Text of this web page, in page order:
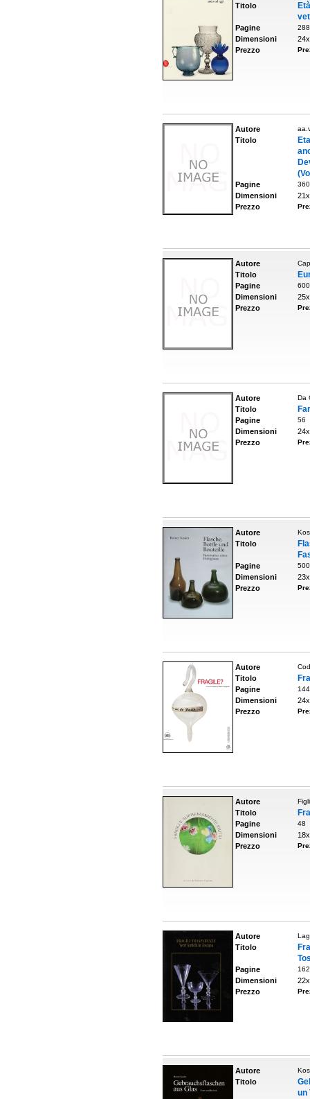
Titolo
Pagine 288
Dimensioni
Prezzo
Autore
Titolo
Pagine 360
Dimensioni
Prezzo
Autore
Titolo
Pagine 600
Dimensioni
Prezzo
Autore Da
Titolo
Pagine 56
Dimensioni
Prezzo
Autore
Titolo
Pagine 500
Dimensioni
Prezzo
Autore
Titolo
Pagine 144
Dimensioni
Prezzo
Autore
Titolo
Pagine 48
Dimensioni
Prezzo
Autore
Titolo
Pagine 162
Dimensioni
Prezzo
Autore
Titolo
un